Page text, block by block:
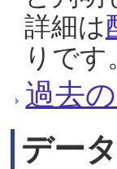
詳細は
りです
過去
デー